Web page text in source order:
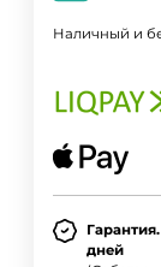
Наличный и
дней